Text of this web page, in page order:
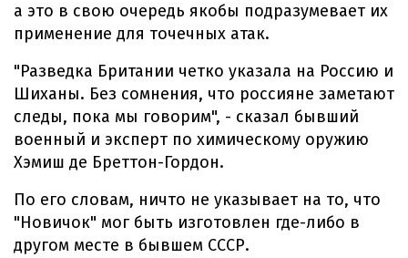
а это в свою очередь якобы подразумевает их
применение для точечных атак.
"Разведка Британии четко указала на Россию и
Шиханы. Без сомнения, что россияне заметают
следы, пока мы говорим", - сказал бывший
военный и эксперт по химическому оружию
Хэмиш де Бреттон-Гордон.
По его словам, ничто не указывает на то, что
"Новичок" мог быть изготовлен где-либо в
другом месте в бывшем СССР.